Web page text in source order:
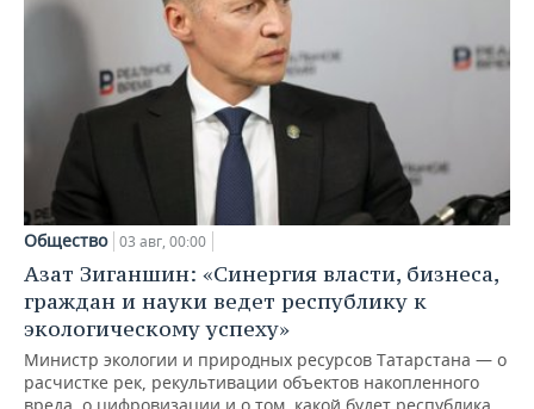
Общество 03 авг, 00:00
Азат Зиганшин: «Синергия власти, бизнеса,
граждан и науки ведет республику к
экологическому успеху»
Министр экологии и природных ресурсов Татарстана — о
расчистке рек, рекультивации объектов накопленного